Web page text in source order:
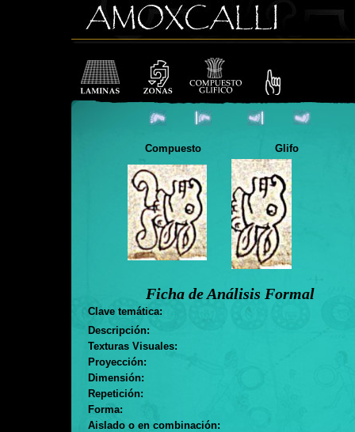
Compuesto Glifo
Ficha de Análisis Formal
Clave temática:
Descripción:
Texturas Visuales:
Proyección:
Dimensión:
Repetición:
Forma:
Aislado o en combinación: